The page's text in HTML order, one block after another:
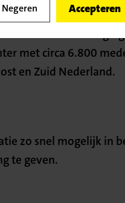
Negeren Accepteren
de samenvoeging
met circa 6.800
en Zuid Nederland.
zo snel mogelijk in
te geven.